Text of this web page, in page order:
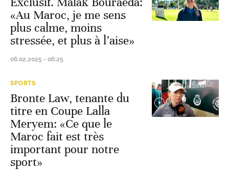
«Au Maroc, je me sens
plus calme, moins
stressée, et plus à l’aise»
06.02.2025 - 06:25
SPORTS
Bronte Law, tenante du
titre en Coupe Lalla
Meryem: «Ce que le
Maroc fait est très
important pour notre
sport»